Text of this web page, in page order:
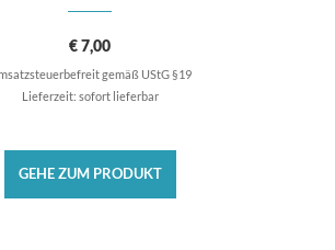
€ 7,00
gemäß UStG §19
Lieferzeit: sofort lieferbar
GEHE ZUM PRODUKT